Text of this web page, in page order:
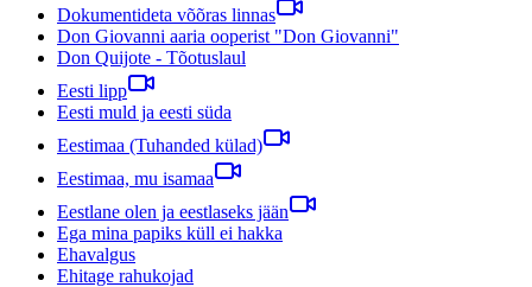
Dokumentideta võõras linnas
Don Giovanni aaria ooperist "Don Giovanni"
Don Quijote - Tõotuslaul
Eesti lipp
Eesti muld ja eesti süda
Eestimaa (Tuhanded külad)
Eestimaa, mu isamaa
Eestlane olen ja eestlaseks jään
Ega mina papiks küll ei hakka
Ehavalgus
Ehitage rahukojad